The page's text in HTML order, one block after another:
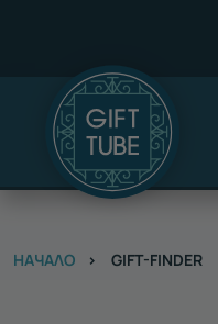
НАЧАЛО GIFT-FINDER